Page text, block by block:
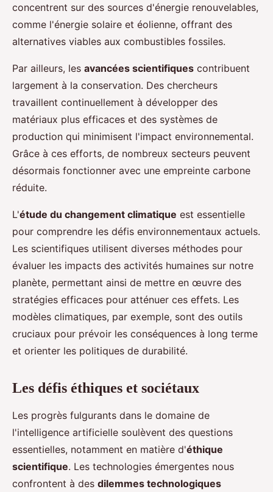
concentrent sur des sources d'énergie renouvelables,
comme l'énergie solaire et éolienne, offrant des
alternatives viables aux combustibles fossiles.
Par ailleurs, les avancées scientifiques contribuent
largement à la conservation. Des chercheurs
travaillent continuellement à développer des
matériaux plus efficaces et des systèmes de
production qui minimisent l'impact environnemental.
Grâce à ces efforts, de nombreux secteurs peuvent
désormais fonctionner avec une empreinte carbone
réduite.
L'étude du changement climatique est essentielle
pour comprendre les défis environnementaux actuels.
Les scientifiques utilisent diverses méthodes pour
évaluer les impacts des activités humaines sur notre
planète, permettant ainsi de mettre en œuvre des
stratégies efficaces pour atténuer ces effets. Les
modèles climatiques, par exemple, sont des outils
cruciaux pour prévoir les conséquences à long terme
et orienter les politiques de durabilité.
Les défis éthiques et sociétaux
Les progrès fulgurants dans le domaine de
l'intelligence artificielle soulèvent des questions
essentielles, notamment en matière d'éthique
scientifique. Les technologies émergentes nous
confrontent à des dilemmes technologiques